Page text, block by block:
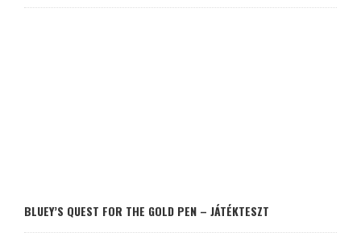
BLUEY’S QUEST FOR THE GOLD PEN – JÁTÉKTESZT